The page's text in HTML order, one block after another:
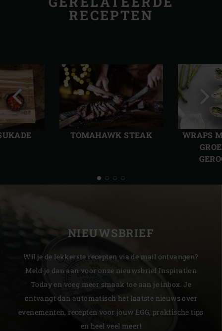
RECEPTEN
TOMAHAWK STEAK
WRAPS
Vorige
slide
NIEUWSBRIEF
Wil je de lekkerste recepten via de mail ontvangen?
Meld je dan aan voor onze nieuwsbrief Inspiration
Today en voeg meer smaak toe aan je inbox. Je
ontvangt dan automatisch het laatste nieuws over
evenementen, recepten voor jouw EGG, praktische tips
en heel veel meer!